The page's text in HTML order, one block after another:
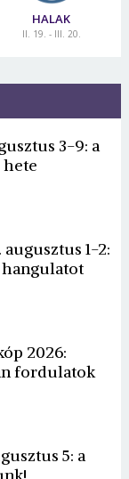
HALAK
II. 19. - III. 20.
3-9: a
1-2:
hangulatot
2026:
fordulatok
5: a